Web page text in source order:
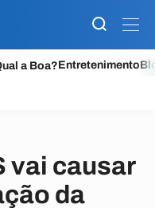
a Boa?Entretenimento
vai causar
da